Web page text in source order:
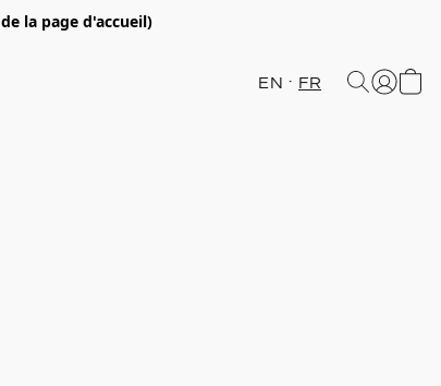
la page d'accueil)
EN FR